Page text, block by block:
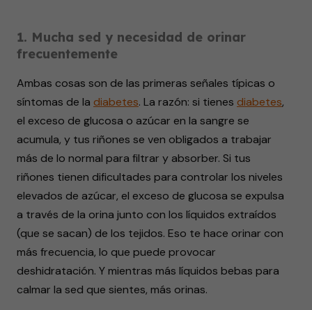
1. Mucha sed y necesidad de orinar
frecuentemente
Ambas cosas son de las primeras señales típicas o
síntomas de la diabetes. La razón: si tienes diabetes,
el exceso de glucosa o azúcar en la sangre se
acumula, y tus riñones se ven obligados a trabajar
más de lo normal para filtrar y absorber. Si tus
riñones tienen dificultades para controlar los niveles
elevados de azúcar, el exceso de glucosa se expulsa
a través de la orina junto con los líquidos extraídos
(que se sacan) de los tejidos. Eso te hace orinar con
más frecuencia, lo que puede provocar
deshidratación. Y mientras más líquidos bebas para
calmar la sed que sientes, más orinas.